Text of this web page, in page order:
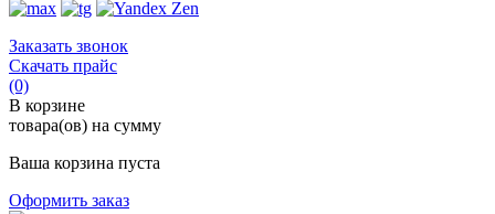
Заказать звонок
Скачать прайс
(0)
В корзине
товара(ов) на сумму
Ваша корзина пуста
Оформить заказ